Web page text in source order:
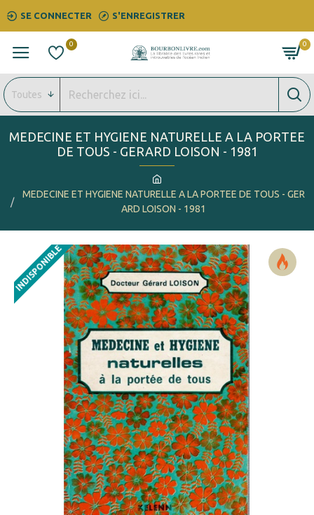
SE CONNECTER S'ENREGISTRER
0 0
Toutes
MEDECINE ET HYGIENE NATURELLE A LA PORTEE DE TOUS - GER
ARD LOISON - 1981
MEDECINE ET HYGIENE NATURELLE A LA PORTEE
DE TOUS - GERARD LOISON - 1981
INDISPONIBLE